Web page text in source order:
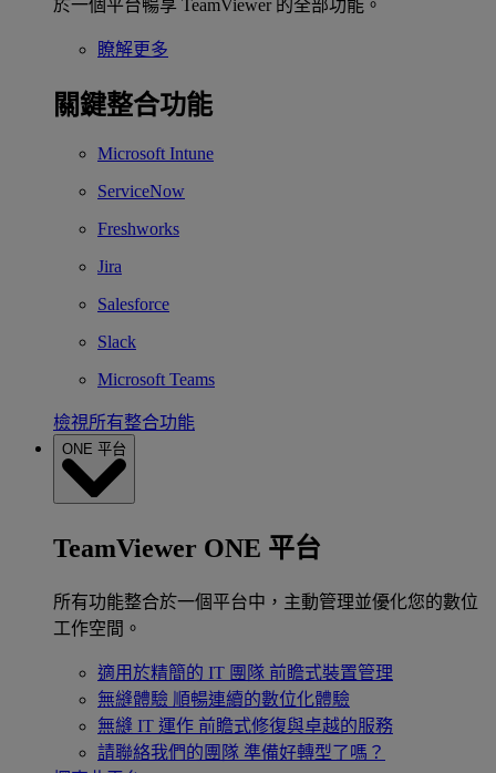
於一個平台暢享 TeamViewer 的全部功能。
瞭解更多
關鍵整合功能
Microsoft Intune
ServiceNow
Freshworks
Jira
Salesforce
Slack
Microsoft Teams
檢視所有整合功能
ONE 平台
TeamViewer ONE 平台
所有功能整合於一個平台中，主動管理並優化您的數位
工作空間。
適用於精簡的 IT 團隊 前瞻式裝置管理
無縫體驗 順暢連續的數位化體驗
無縫 IT 運作 前瞻式修復與卓越的服務
請聯絡我們的團隊 準備好轉型了嗎？